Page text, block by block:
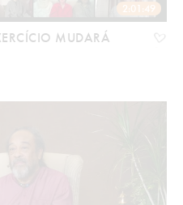
2:01:49
MUDARÁ